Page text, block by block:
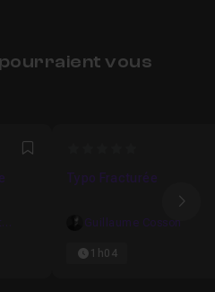
vous
Favori
Lesudformations
Typo Fracturée
Guillaume Cosson
1h04